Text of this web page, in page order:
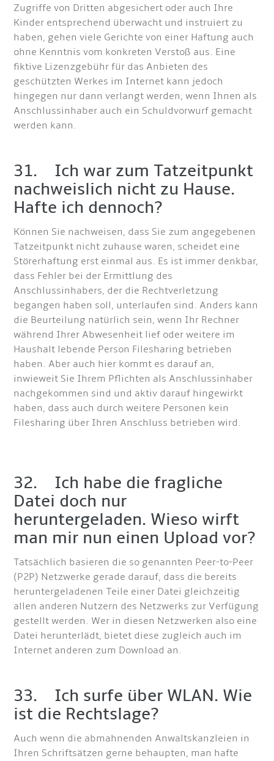
Zugriffe von Dritten abgesichert oder auch Ihre
Kinder entsprechend überwacht und instruiert zu
haben, gehen viele Gerichte von einer Haftung auch
ohne Kenntnis vom konkreten Verstoß aus. Eine
fiktive Lizenzgebühr für das Anbieten des
geschützten Werkes im Internet kann jedoch
hingegen nur dann verlangt werden, wenn Ihnen als
Anschlussinhaber auch ein Schuldvorwurf gemacht
werden kann.
31. Ich war zum Tatzeitpunkt
nachweislich nicht zu Hause.
Hafte ich dennoch?
Können Sie nachweisen, dass Sie zum angegebenen
Tatzeitpunkt nicht zuhause waren, scheidet eine
Störerhaftung erst einmal aus. Es ist immer denkbar,
dass Fehler bei der Ermittlung des
Anschlussinhabers, der die Rechtverletzung
begangen haben soll, unterlaufen sind. Anders kann
die Beurteilung natürlich sein, wenn Ihr Rechner
während Ihrer Abwesenheit lief oder weitere im
Haushalt lebende Person Filesharing betrieben
haben. Aber auch hier kommt es darauf an,
inwieweit Sie Ihrem Pflichten als Anschlussinhaber
nachgekommen sind und aktiv darauf hingewirkt
haben, dass auch durch weitere Personen kein
Filesharing über Ihren Anschluss betrieben wird.
32. Ich habe die fragliche
Datei doch nur
heruntergeladen. Wieso wirft
man mir nun einen Upload vor?
Tatsächlich basieren die so genannten Peer-to-Peer
(P2P) Netzwerke gerade darauf, dass die bereits
heruntergeladenen Teile einer Datei gleichzeitig
allen anderen Nutzern des Netzwerks zur Verfügung
gestellt werden. Wer in diesen Netzwerken also eine
Datei herunterlädt, bietet diese zugleich auch im
Internet anderen zum Download an.
33. Ich surfe über WLAN. Wie
ist die Rechtslage?
Auch wenn die abmahnenden Anwaltskanzleien in
Ihren Schriftsätzen gerne behaupten, man hafte